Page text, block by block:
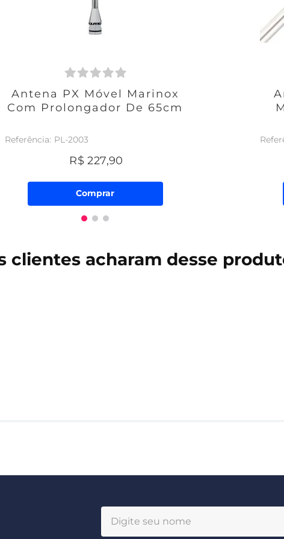
Antena PX Móvel Marinox
Com Prolongador De 65cm
PL-2003
R$ 227,90
Comprar
clientesacharam desse